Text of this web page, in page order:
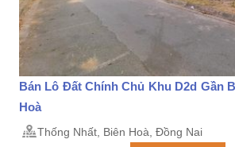
Bán Lô Đất Chính Chủ Khu D2d Gần
Hoà
Thống Nhất, Biên Hoà, Đồng Nai